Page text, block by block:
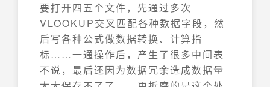
要打开四五个文件，先通过多次
VLOOKUP交叉匹配各种数据字段，然
后写各种公式做数据转换、计算指
标……一通操作后，产生了很多中间表
不说，最后还因为数据冗余造成数据量